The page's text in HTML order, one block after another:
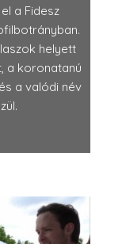
a Fidesz
helyett
a koronatanú
a valódi név